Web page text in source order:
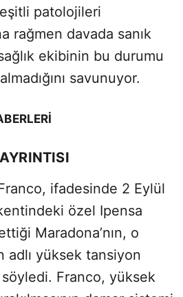
patolojileri
rağmen davada sanık
ekibinin bu durumu
savunuyor.
ifadesinde 2 Eylül
özel Ipensa
Maradona’nın, o
adlı yüksek tansiyon
söyledi. Franco, yüksek